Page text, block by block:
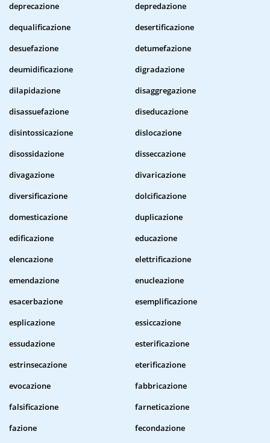
deprecazione
depredazione
dequalificazione
desertificazione
desuefazione
detumefazione
deumidificazione
digradazione
dilapidazione
disaggregazione
disassuefazione
diseducazione
disintossicazione
dislocazione
disossidazione
disseccazione
divagazione
divaricazione
diversificazione
dolcificazione
domesticazione
duplicazione
edificazione
educazione
elencazione
elettrificazione
emendazione
enucleazione
esacerbazione
esemplificazione
esplicazione
essiccazione
essudazione
esterificazione
estrinsecazione
eterificazione
evocazione
fabbricazione
falsificazione
farneticazione
fazione
fecondazione